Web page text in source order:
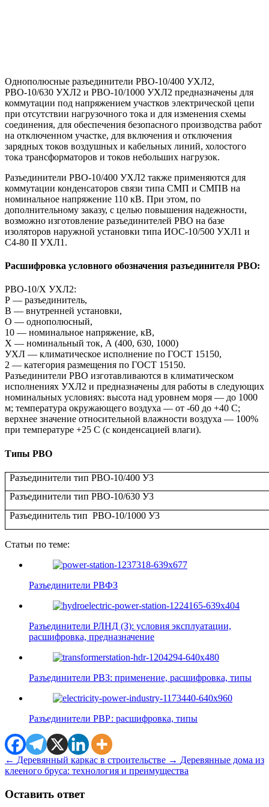
Однополюсные разъединители РВО-10/400 УХЛ2,
РВО-10/630 УХЛ2 и РВО-10/1000 УХЛ2 предназначены для
коммутации под напряжением участков электрической цепи
при отсутствии нагрузочного тока и для изменения схемы
соединения, для обеспечения безопасного производства работ
на отключенном участке, для включения и отключения
зарядных токов воздушных и кабельных линий, холостого
тока трансформаторов и токов небольших нагрузок.
Разъединители РВО-10/400 УХЛ2 также применяются для
коммутации конденсаторов связи типа СМП и СМПВ на
номинальное напряжение 110 кВ. При этом, по
дополнительному заказу, с целью повышения надежности,
возможно изготовление разъединителей РВО на базе
изоляторов наружной установки типа ИОС-10/500 УХЛ1 и
С4-80 II УХЛ1.
Расшифровка условного обозначения разъединителя РВО:
РВО-10/Х УХЛ2:
Р — разъединитель,
В — внутренней установки,
О — однополюсный,
10 — номинальное напряжение, кВ,
Х — номинальный ток, А (400, 630, 1000)
УХЛ — климатическое исполнение по ГОСТ 15150,
2 — категория размещения по ГОСТ 15150.
Разъединители РВО изготавливаются в климатическом
исполнениях УХЛ2 и предназначены для работы в следующих
номинальных условиях: высота над уровнем моря — до 1000
м; температура окружающего воздуха — от -60 до +40 С;
верхнее значение относительной влажности воздуха — 100%
при температуре +25 С (с конденсацией влаги).
Типы РВО
Разъединители тип РВО-10/400 У3
Разъединители тип РВО-10/630 У3
Разъединитель тип РВО-10/1000 У3
Статьи по теме:
Разъединители РВФЗ
Разъединители РЛНД (З): условия эксплуатации,
расшифровка, предназначение
Разъединители РВЗ: применение, расшифровка, типы
Разъединители РВР: расшифровка, типы
← Деревянный каркас в строительстве → Деревянные дома из
клееного бруса: технология и преимущества
Оставить ответ